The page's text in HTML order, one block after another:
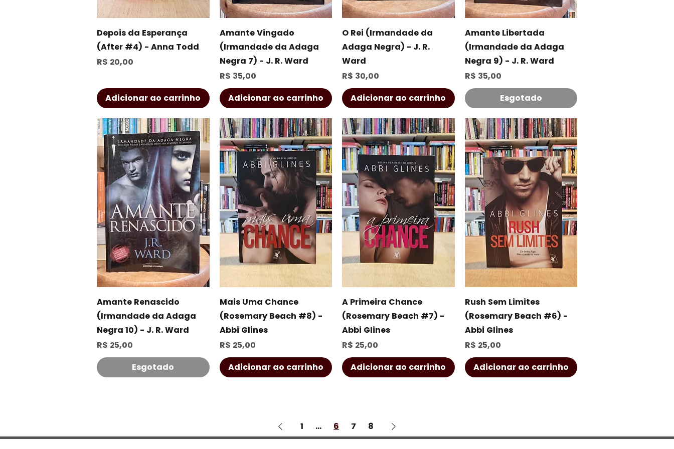
Visualização rápida
Depois da Esperança
(After #4) - Anna Todd
Preço
R$ 20,00
Adicionar ao carrinho
Visualização rápida
Amante Vingado
(Irmandade da Adaga
Negra 7) - J. R. Ward
Preço
R$ 35,00
Adicionar ao carrinho
Visualização rápida
O Rei (Irmandade da
Adaga Negra) - J. R.
Ward
Preço
R$ 30,00
Adicionar ao carrinho
Visualização rápida
Amante Libertada
(Irmandade da Adaga
Negra 9) - J. R. Ward
Preço
R$ 35,00
Esgotado
Visualização rápida
Amante Renascido
(Irmandade da Adaga
Negra 10) - J. R. Ward
Preço
R$ 25,00
Esgotado
Visualização rápida
Mais Uma Chance
(Rosemary Beach #8) -
Abbi Glines
Preço
R$ 25,00
Adicionar ao carrinho
Visualização rápida
A Primeira Chance
(Rosemary Beach #7) -
Abbi Glines
Preço
R$ 25,00
Adicionar ao carrinho
Visualização rápida
Rush Sem Limites
(Rosemary Beach #6) -
Abbi Glines
Preço
R$ 25,00
Adicionar ao carrinho
1 ... 6 7 8